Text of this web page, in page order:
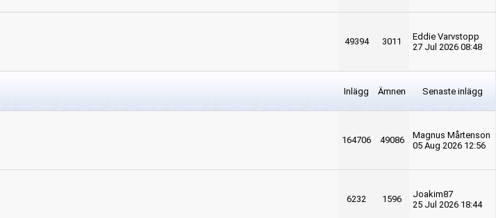
49394 3011
Eddie Varvstopp
27 Jul 2026 08:48
Inlägg Ämnen Senaste inlägg
164706 49086
Magnus Mårtenson
05 Aug 2026 12:56
6232 1596
Joakim87
25 Jul 2026 18:44